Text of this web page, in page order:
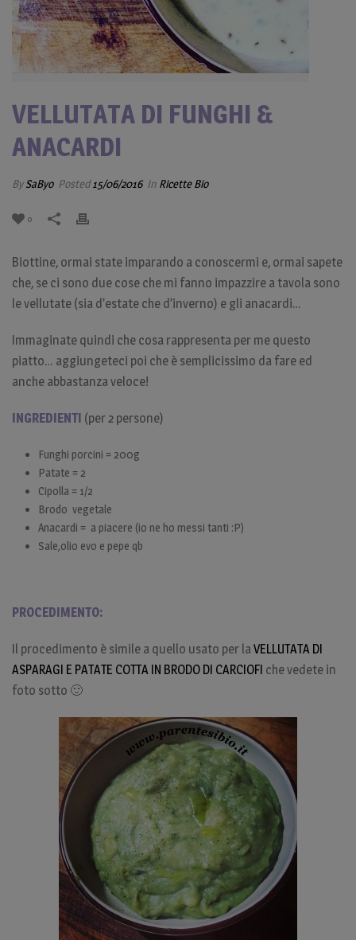
VELLUTATA DI FUNGHI &
ANACARDI
BySaByo Posted15/06/2016 In Ricette Bio
0
Biottine, ormai state imparando a conoscermi e, ormai sapete
che, se ci sono due cose che mi fanno impazzire a tavola sono
le vellutate (sia d’estate che d’inverno) e gli anacardi…
Immaginate quindi che cosa rappresenta per me questo
piatto… aggiungeteci poi che è semplicissimo da fare ed
anche abbastanza veloce!
INGREDIENTI (per 2 persone)
Funghi porcini = 200g
Patate = 2
Cipolla = 1/2
Brodo vegetale
Anacardi = a piacere (io ne ho messi tanti :P)
Sale,olio evo e pepe qb
PROCEDIMENTO:
Il procedimento è simile a quello usato per la VELLUTATA DI
ASPARAGI E PATATE COTTA IN BRODO DI CARCIOFI che vedete in
foto sotto 🙂